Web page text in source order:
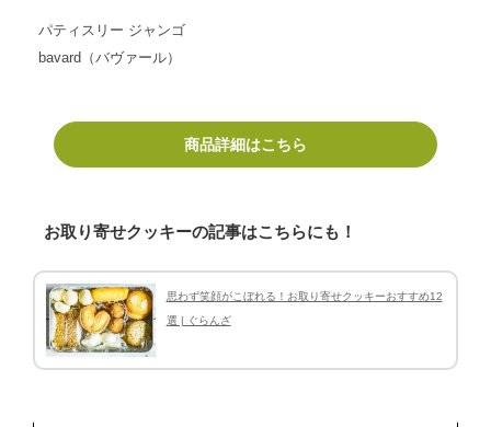
パティスリー ジャンゴ
bavard（バヴァール）
商品詳細はこちら
お取り寄せクッキーの記事はこちらにも！
思わず笑顔がこぼれる！お取り寄せクッキーおすすめ12
選 | ぐらんざ